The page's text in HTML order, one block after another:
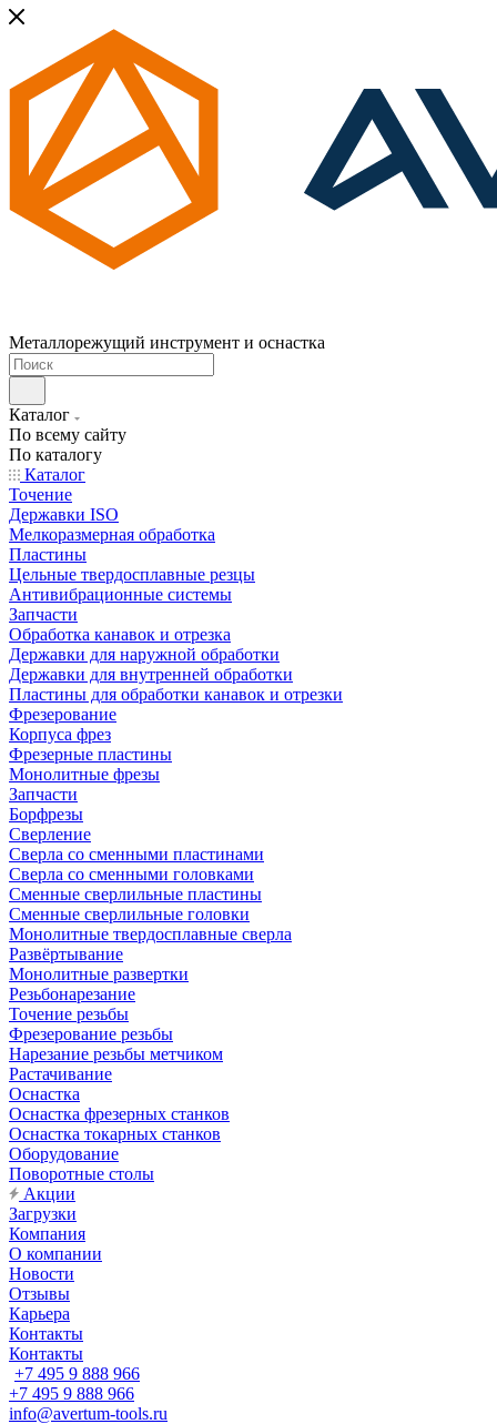
Металлорежущий инструмент и оснастка
Каталог
По всему сайту
По каталогу
Каталог
Точение
Державки ISO
Мелкоразмерная обработка
Пластины
Цельные твердосплавные резцы
Антивибрационные системы
Запчасти
Обработка канавок и отрезка
Державки для наружной обработки
Державки для внутренней обработки
Пластины для обработки канавок и отрезки
Фрезерование
Корпуса фрез
Фрезерные пластины
Монолитные фрезы
Запчасти
Борфрезы
Сверление
Сверла со сменными пластинами
Сверла со сменными головками
Сменные сверлильные пластины
Сменные сверлильные головки
Монолитные твердосплавные сверла
Развёртывание
Монолитные развертки
Резьбонарезание
Точение резьбы
Фрезерование резьбы
Нарезание резьбы метчиком
Растачивание
Оснастка
Оснастка фрезерных станков
Оснастка токарных станков
Оборудование
Поворотные столы
Акции
Загрузки
Компания
О компании
Новости
Отзывы
Карьера
Контакты
Контакты
+7 495 9 888 966
+7 495 9 888 966
info@avertum-tools.ru